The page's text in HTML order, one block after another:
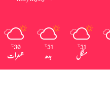
31
℃
منگل
31
℃
بدھ
30
℃
جمعرات